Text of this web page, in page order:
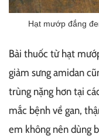
Hạt mướp đắng
Bài thuốc từ hạt
giảm sưng amidan
trùng nặng hơn tại
mắc bệnh về gan,
em không nên dùng